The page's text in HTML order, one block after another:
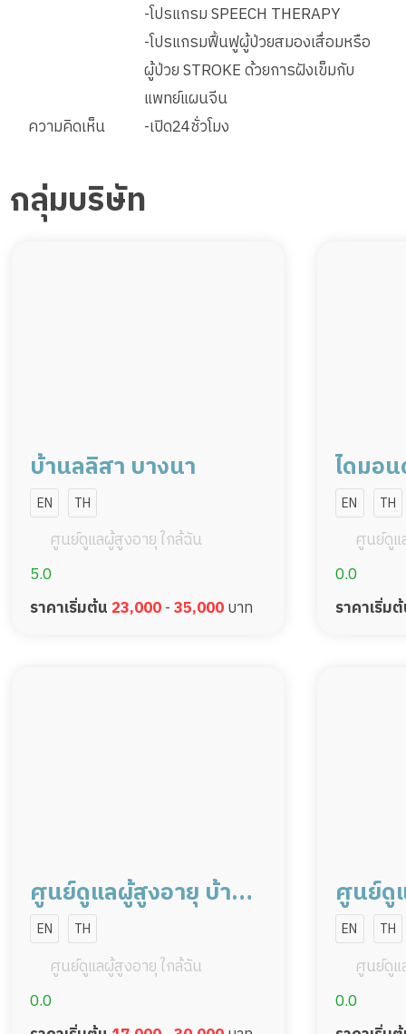
-โปรแกรม SPEECH THERAPY
-โปรแกรมฟื้นฟูผู้ป่วยสมองเสื่อมหรือ
ผู้ป่วย STROKE ด้วยการฝังเข็มกับ
แพทย์แผนจีน
ความคิดเห็น
-เปิด24ชั่วโมง
กลุ่มบริษัท
บ้านลลิสา บางนา
EN TH
ศูนย์ดูแลผู้สูงอายุ ใกล้ฉัน
5.0
ราคาเริ่มต้น 23,000-35,000บาท
ไดมอ
เซ็นเต
EN TH
ศูนย์ดูแ
0.0
ราคาเริ่ม
ศูนย์ดูแลผู้สูงอายุ บ้านล
ลิสา เชียงราย
EN TH
ศูนย์ดูแลผู้สูงอายุ ใกล้ฉัน
0.0
ศูนย์ดู
ลิสา เ
EN TH
ศูนย์ดูแ
0.0